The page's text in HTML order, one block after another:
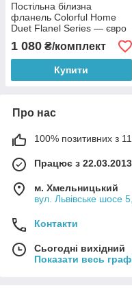
Постільна білизна
фланель Colorful Home
Duet Flanel Series — євро
розмір
1 080 ₴/комплект
Купити
Про нас
100% позитивних з
Працює з 22.03.2013
м. Хмельницький
вул. Львівське шосе
Контакти
Сьогодні вихідний
Показати весь